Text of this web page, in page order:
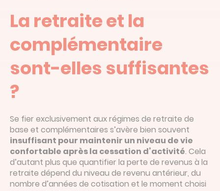
La retraite et la
complémentaire
sont-elles suffisantes
?
Se fier exclusivement aux régimes de retraite de
base et complémentaires s’avère bien souvent
insuffisant pour maintenir un niveau de vie
confortable après la cessation d’activité. Cela
d’autant plus que quantifier la perte de revenus à la
retraite dépend du niveau de revenu antérieur, du
nombre d’années de cotisation et le moment choisi